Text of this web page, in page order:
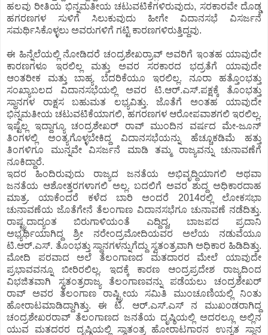
ಹಲವು ರೀತಿಯ ಭಿನ್ನಮತೀಯ ಚಟುವಟಿಕೆಗಳಿರುವುದು, ಸರಕಾರವೇ ದೊಡ್ಡ
ಹಗರಣಗಳ ಸುಳಿಗೆ ಸಿಲುಕುವುದು ಹೀಗೇ ವಿದಾನಸಭೆ ವಿಸರ್ಜನೆ
ಸಮರ್ಥಿಸಿಕೊಳ್ಳಲು ಅವರುಗಳಿಗೆ ಗಟ್ಟಿ ಕಾರಣಗಳಿರುತ್ತಿದ್ದವು.
ಈ ಹಿನ್ನೆಲೆಯಲ್ಲಿ ನೋಡಿದರೆ ಚಂದ್ರಶೇಖರ್ರಾವ್ ಅವರಿಗೆ ಇಂತಹ ಯಾವುದೇ
ಕಾರಣಗಳೂ ಇರಲಿಲ್ಲ ಮತ್ತು ಅವರ ಸರಕಾರದ ಭದ್ರತೆಗೆ ಯಾವುದೇ
ಆಂತರೀಕ ಮತ್ತು ಬಾಹ್ಯ ಬೆದರಿಕೆಯೂ ಇರಲಿಲ್ಲ. ನೂರಾ ಹತ್ತೊಂಭತ್ತು
ಸಂಖ್ಯಾಬಲದ ವಿದಾನಸಭೆಯಲ್ಲಿ ಅವರ ಟಿ.ಆರ್.ಎಸ್.ಪಕ್ಷಕ್ಕೆ ತೊಂಭತ್ತು
ಸ್ಥಾನಗಳ ರಾಕ್ಷಸ ಬಹುಮತ ಲಭ್ಯವಿತ್ತು. ಜೊತೆಗೆ ಅಂತಹ ಯಾವುದೇ
ಭಿನ್ನಮತೀಯ ಚಟುವಟಿಕೆಯಾಗಲಿ, ಹಗರಣಗಳ ಆರೋಪವಾಶಗಲಿ ಇರಲಿಲ್ಲ.
ಇಷ್ಟೆಲ್ಲ ಇದ್ದಾಗ್ಯೂ ಚಂದ್ರಶೇಖರ್ ರಾವ್ ಮುಂದಿನ ವರ್ಷದ ಮೇ-ಜೂನ್
ತಿಂಗಳಲ್ಲಿ ಅಂತ್ಯಗೊಳ್ಳಬೇಕಿದ್ದ ವಿದಾನಸಭೆಯನ್ನು ಹೆಚ್ಚೂಕಡಿಮೆ ಹತ್ತು
ತಿಂಗಳಿಗೂ ಮುನ್ನವೇ ವಿಸರ್ಜನೆ ಮಾಡಿ ತಮ್ಮ ರಾಜ್ಯವನ್ನು ಚುನಾವಣೆಗೆ
ನೂಕಿದ್ದಾರೆ.
ಇದರ ಹಿಂದಿರುವುದು ರಾಜ್ಯದ ಜನತೆಯ ಅಭಿವೃದ್ದಿಯಾಗಲಿ ಅಥವಾ
ಜನತೆಯ ಆಶೋತ್ತರಗಳಾಗಲಿ ಅಲ್ಲ. ಬದಲಿಗೆ ಅವರ ಶುದ್ದ ಅಧಿಕಾರದಾಹ
ಮಾತ್ರ. ಯಾಕೆಂದರೆ ಕಳೆದ ಬಾರಿ ಅಂದರೆ 2014ರಲ್ಲಿ ಲೋಕಸಭಾ
ಚುನಾವಣೆಯ ಜೊತೆಗೇನೆ ತೆಲಂಗಾಣ ವಿದಾನಸಭೆಗೂ ಚುನಾವಣೆ ನಡೆದಿತ್ತು.
ರಾಷ್ಟ್ರದಾದ್ಯಂತ ಬಿರುಗಾಳಿಯಂತೆ ಎದ್ದಿದ್ದ, ಬಾಜಪದ ಪ್ರದಾನಿ
ಅಭ್ಯರ್ಥಿಯಾಗಿದ್ದ ಶ್ರೀ ನರೇಂದ್ರಮೋದಿಯವರ ಅಲೆಯ ನಡುವೆಯೂ
ಟಿ.ಆರ್.ಎಸ್. ತೊಂಭತ್ತು ಸ್ಥಾನಗಳನ್ನುಗೆದ್ದು ಸ್ವತಂತ್ರವಾಗಿ ಅಧಿಕಾರ ಹಿಡಿದಿತ್ತು.
ಮೋದಿ ಪರವಾದ ಅಲೆ ತೆಲಂಗಾಣದ ಮತದಾರರ ಮೇಲೆ ಯಾವುದೇ
ಪ್ರಭಾವವನ್ನೂ ಬೀರಿರಲಿಲ್ಲ. ಇದಕ್ಕೆ ಕಾರಣ ಆಂದ್ರಪ್ರದೇಶ ರಾಜ್ಯದಿಂದ
ವಿಭಜಿತವಾಗಿ ಸ್ವತಂತ್ರರಾಜ್ಯ ತೆಲಂಗಾಣವನ್ನು ಪಡೆಯಲು ಚಂದ್ರಶೇಖರ್
ರಾವ್ ಅವರ ತೆಲಂಗಾಣ ರಾಷ್ಟ್ರೀಯ ಸಮಿತಿ ಮುಂಚೂಣಿಯಲ್ಲಿ ನಿಂತು
ಹೋರಾಟಮಾಡಿದ್ದಾಗಿತ್ತು. ಈ ಟಿ. ಆರ್.ಎಸ್.ಎಸ್ ನ ಮುಖಂಡರಾಗಿದ್ದ
ಚಂದ್ರಶೇಖರರಾವ್ ತೆಲಂಗಾಣದ ಜನತೆಯ ದೃಷ್ಠಿಯಲ್ಲಿ ಅದರಲ್ಲೂ ಅಲ್ಲಿನ
ಯುವ ಮತದರರ ದೃಷ್ಠಿಯಲ್ಲಿ ಸ್ವಾತಂತ್ರ ಹೋರಾಟಗಾರನ ಉನ್ನತ ಸ್ಥಾನ